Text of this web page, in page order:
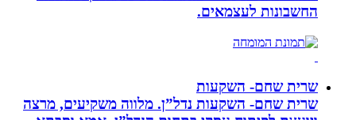
החשבונות לעצמאים.
שרית שחם- השקעות
שרית שחם- השקעות נדל”ן. מלווה משקיעים, מרצה